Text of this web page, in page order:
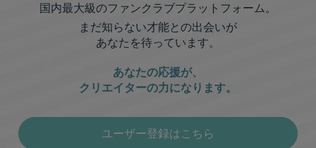
国内最大級のファンクラブプラットフォーム。
まだ知らない才能との出会いが
あなたを待っています。
あなたの応援が、
クリエイターの力になります。
ユーザー登録はこちら